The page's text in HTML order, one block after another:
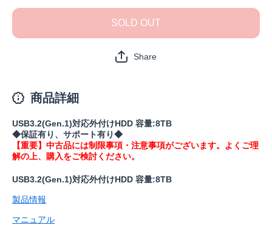
HD-
証1年)
HD-
証1年)
SOLD OUT
Share
商品詳細
USB3.2(Gen.1)対応外付けHDD 容量:8TB
◆保証有り、サポート有り◆
【重要】中古品には制限事項・注意事項がございます。よくご理
解の上、購入をご検討ください。
USB3.2(Gen.1)対応外付けHDD 容量:8TB
製品情報
マニュアル